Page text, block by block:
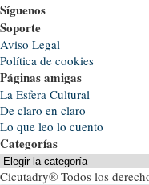
Síguenos
Soporte
Aviso Legal
Política de cookies
Páginas amigas
La Esfera Cultural
De claro en claro
Lo que leo lo cuento
Categorías
Categorías
Cicutadry® Todos los